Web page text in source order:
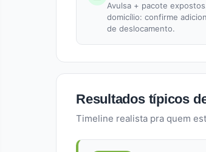
Avulsa + pacote
domicílio: confirme
de deslocamento.
Resultados típicos
Timeline realista pra quem